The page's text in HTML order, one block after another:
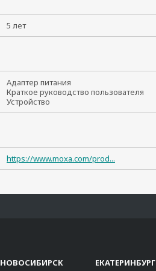
5 лет
Адаптер питания
Краткое руководство пользователя
Устройство
https://www.moxa.com/prod...
НОВОСИБИРСК ЕКАТЕРИНБУРГ